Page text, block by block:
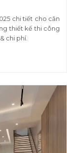
chi tiết cho căn
thiết kế thi công
chi phí.